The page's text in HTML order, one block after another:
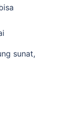
sunat,